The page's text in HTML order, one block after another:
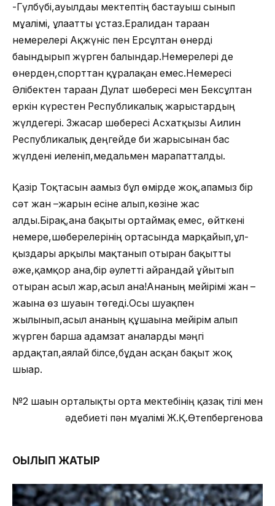
-Гүлбүбі,ауылдағы мектептің бастауыш сынып
мұғалімі, ұлағатты ұстаз.Ерғалидан тараған
немерелері Ақжүніс пен Ерсұлтан өнерді
бағындырып жүрген балғындар.Немерелері де
өнерден,спорттан құралақан емес.Немересі
Әлібектен тараған Дулат шөбересі мен Бексұлтан
еркін күрестен Республикалық жарыстардың
жүлдегері. 3жасар шөбересі Асхатқызы Аилин
Республикалық деңгейде би жарысынан бас
жүлдені иеленіп,медальмен марапатталды.
Қазір Тоқтасын ағамыз бұл өмірде жоқ,апамыз бір
сәт жан –жарын есіне алып,көзіне жас
алды.Бірақ,ана бақыты ортаймақ емес, өйткені
немере,шөберелерінің ортасында марқайып,ұл-
қыздары арқылы мақтанып отырған бақытты
әже,қамқор ана,бір әулетті айрандай ұйытып
отырған асыл жар,асыл ана!Ананың мейірімі жан –
жағына өз шуағын төгеді.Осы шуақпен
жылынып,асыл ананың құшағына мейірім алып
жүрген барша адамзат аналарды мәңгі
ардақтап,аялай білсе,бұдан асқан бақыт жоқ
шығар.
№2 шағын орталықты орта мектебінің қазақ тілі мен
әдебиеті пән мұғалімі Ж.Қ.Өтепбергенова
ОҚЫЛЫП ЖАТЫР